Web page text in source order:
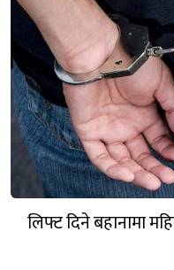
लिफ्ट दिने बहानामा